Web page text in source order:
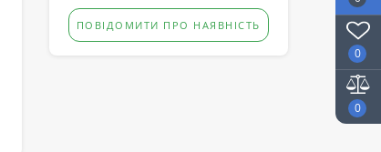
0
0
ПОВІДОМИТИ ПРО НАЯВНІСТЬ